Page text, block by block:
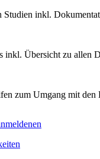
inkl.
inkl. Übersicht zu allen
zum Umgang mit
en